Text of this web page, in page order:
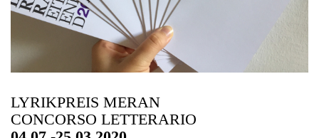
LYRIKPREIS MERAN
CONCORSO LETTERARIO